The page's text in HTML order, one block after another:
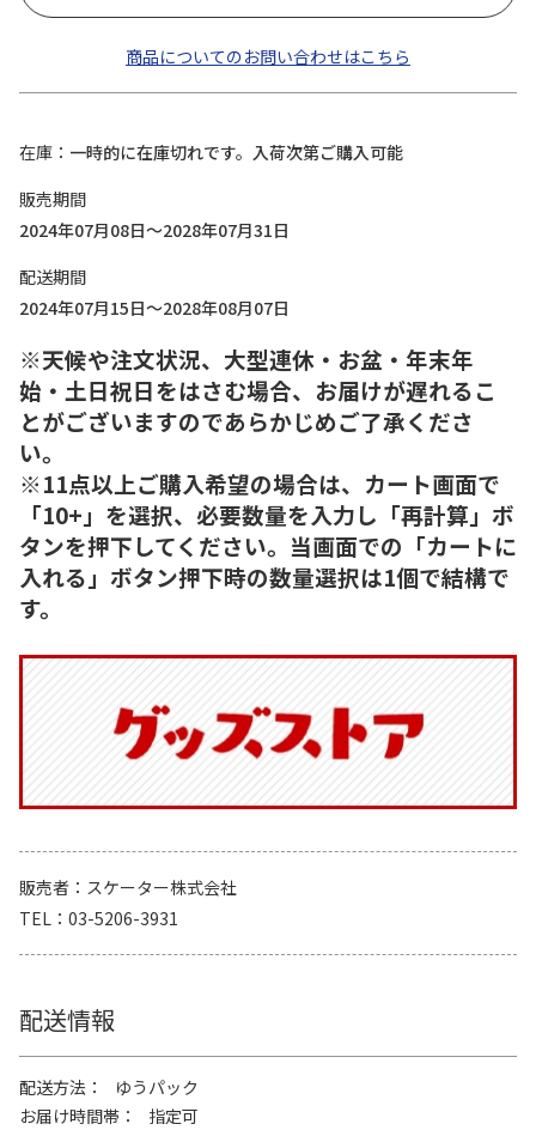
商品についてのお問い合わせはこちら
在庫
一時的に在庫切れです。入荷次第ご購入可能
販売期間
2024年07月08日～2028年07月31日
配送期間
2024年07月15日～2028年08月07日
※天候や注文状況、大型連休・お盆・年末年
始・土日祝日をはさむ場合、お届けが遅れるこ
とがございますのであらかじめご了承くださ
い。
※11点以上ご購入希望の場合は、カート画面で
「10+」を選択、必要数量を入力し「再計算」ボ
タンを押下してください。当画面での「カートに
入れる」ボタン押下時の数量選択は1個で結構で
す。
販売者
スケーター株式会社
TEL
03-5206-3931
配送情報
配送方法
ゆうパック
お届け時間帯
指定可